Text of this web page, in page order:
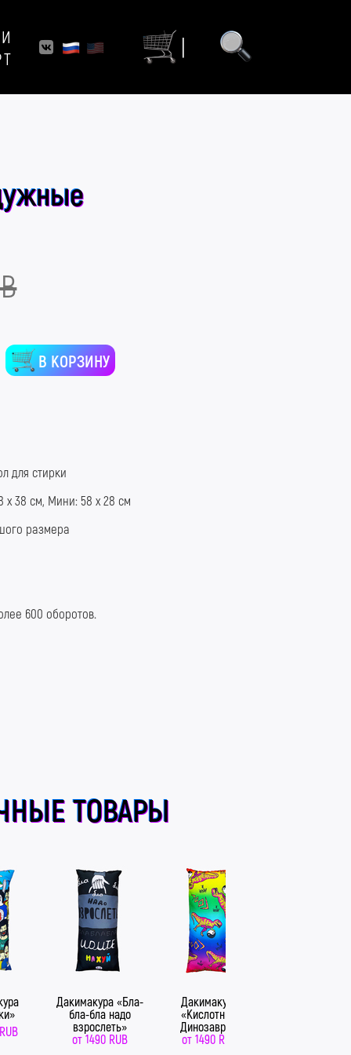
|
В КОРЗИНУ
для стирки
х 38 см, Мини: 58 х 28 см
размера
600 оборотов.
ТОВАРЫ
Дакимакура «Бла-
бла-бла надо
взрослеть»
от1490 RUB
Дакимакура
«Кислотные
Динозавры»
от1490 RUB